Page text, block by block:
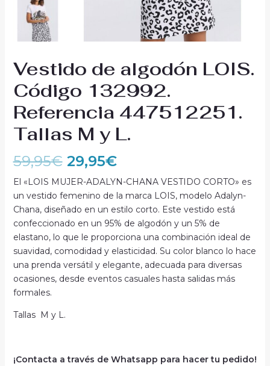
Vestido de algodón LOIS.
Código 132992.
Referencia 447512251.
Tallas M y L.
59,95€ 29,95€
El «LOIS MUJER-ADALYN-CHANA VESTIDO CORTO» es
un vestido femenino de la marca LOIS, modelo Adalyn-
Chana, diseñado en un estilo corto. Este vestido está
confeccionado en un 95% de algodón y un 5% de
elastano, lo que le proporciona una combinación ideal de
suavidad, comodidad y elasticidad. Su color blanco lo hace
una prenda versátil y elegante, adecuada para diversas
ocasiones, desde eventos casuales hasta salidas más
formales.
Tallas M y L.
¡Contacta a través de Whatsapp para hacer tu pedido!